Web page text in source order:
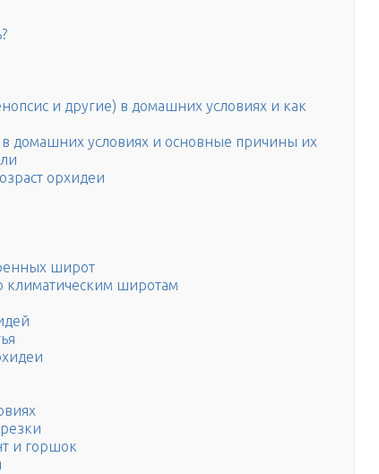
и другие) в домашних условиях и как
домашних условиях и основные причины их
орхидеи
широт
климатическим широтам
и горшок